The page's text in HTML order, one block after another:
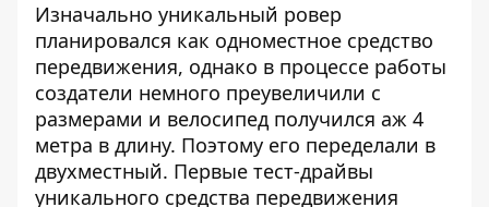
Изначально уникальный ровер
планировался как одноместное средство
передвижения, однако в процессе работы
создатели немного преувеличили с
размерами и велосипед получился аж 4
метра в длину. Поэтому его переделали в
двухместный. Первые тест-драйвы
уникального средства передвижения